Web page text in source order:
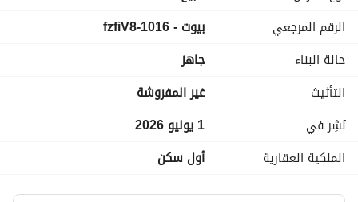
مقدم : 1,600,000
_______________________________________________
الرقم المرجعي
بيوت - 1016-fzfiV8
حالة البناء
جاهز
التأثيث
غير المفروشة
نُشِر في
1 يوليو 2026
الملكية العقارية
أول سكن